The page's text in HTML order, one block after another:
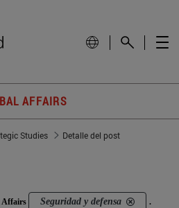
AFFAIRS
Studies
Detalle del post
Affairs Seguridad y defensa .